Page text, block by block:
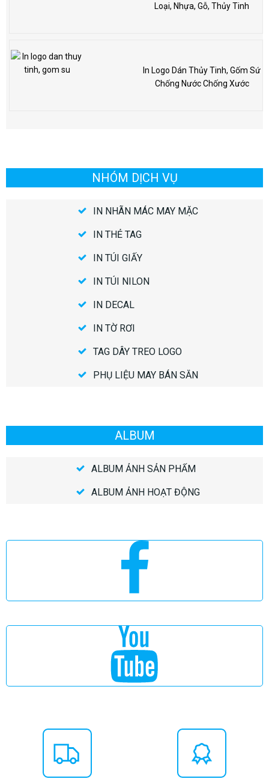
Loại, Nhựa, Gỗ, Thủy Tinh
In Logo Dán Thủy Tinh, Gốm Sứ
Chống Nước Chống Xước
NHÓM DỊCH VỤ
IN NHÃN MÁC MAY MẶC
IN THẺ TAG
IN TÚI GIẤY
IN TÚI NILON
IN DECAL
IN TỜ RƠI
TAG DÂY TREO LOGO
PHỤ LIỆU MAY BÁN SẴN
ALBUM
ALBUM ẢNH SẢN PHẨM
ALBUM ẢNH HOẠT ĐỘNG